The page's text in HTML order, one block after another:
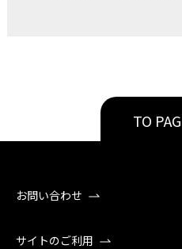
TO
お問い合わせ
サイトのご利用